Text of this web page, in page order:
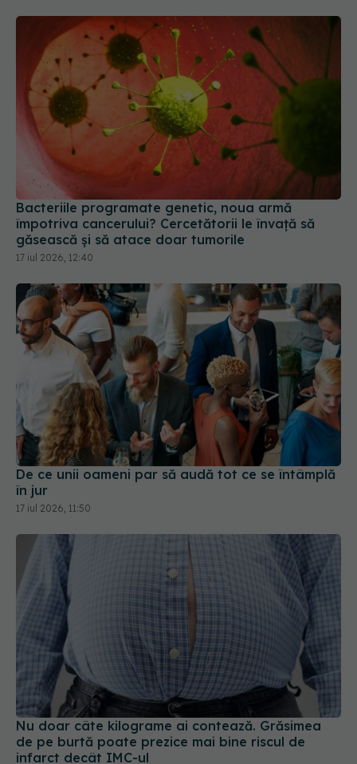
Bacteriile programate genetic, noua armă
împotriva cancerului? Cercetătorii le învață să
găsească și să atace doar tumorile
17 iul 2026, 12:40
De ce unii oameni par să audă tot ce se întâmplă
în jur
17 iul 2026, 11:50
Nu doar câte kilograme ai contează. Grăsimea
de pe burtă poate prezice mai bine riscul de
infarct decât IMC-ul